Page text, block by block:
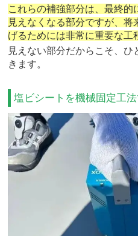
これらの補強部分は、最終的
見えなくなる部分ですが、
げるためには非常に重要な工
見えない部分だからこそ、
きます。
塩ビシートを機械固定工